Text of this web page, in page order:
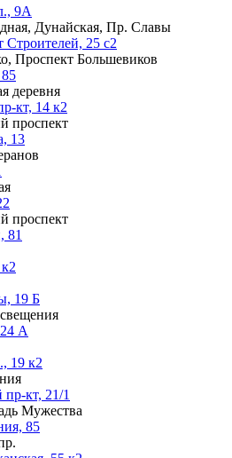
9А
Дунайская, Пр. Славы
Строителей, 25 с2
Проспект Большевиков
деревня
кт, 14 к2
проспект
13
проспект
81
19 Б
А
19 к2
кт, 21/1
Мужества
85